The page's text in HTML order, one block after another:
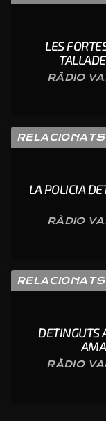
LES
RÀDIO
RELACIONATS
LA POLICIA
RÀDIO
RELACIONATS
DETINGUTS
RÀDIO